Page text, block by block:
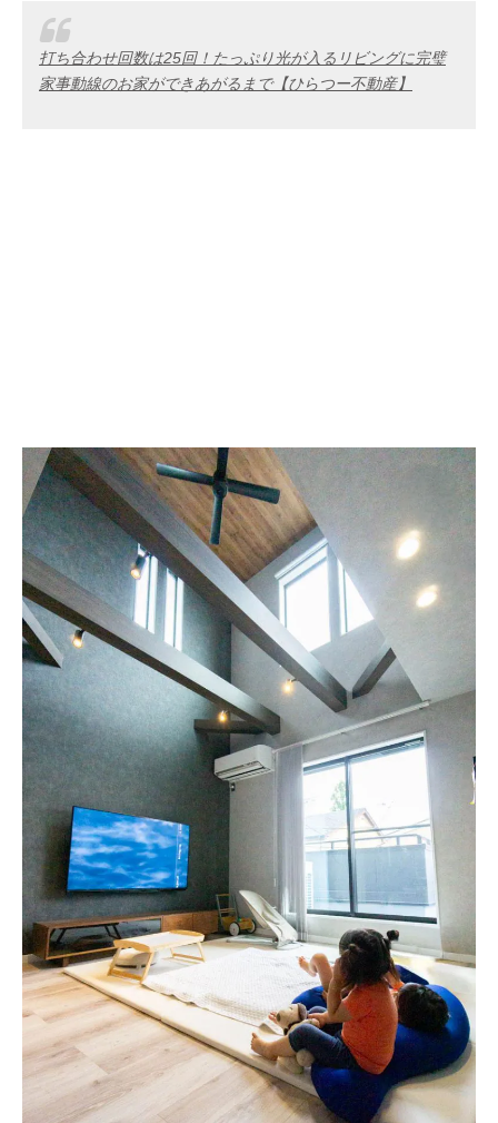
打ち合わせ回数は25回！たっぷり光が入るリビングに完璧
家事動線のお家ができあがるまで【ひらつー不動産】